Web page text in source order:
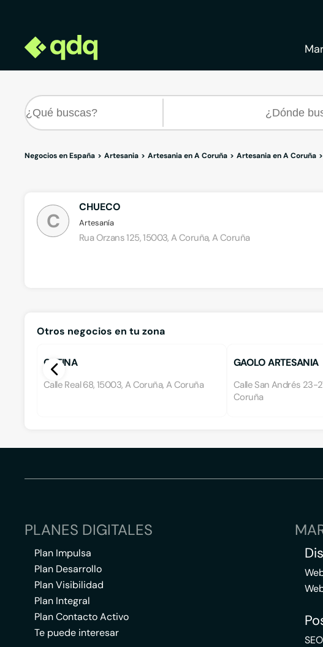
Negocios en España Artesania Artesania en A Coruña Artesania en A Coruña
C
CHUECO
Artesanía
Rua Orzans 125, 15003, A Coruña, A Coruña
Otros negocios en tu zona
CATINA
Calle Real 68, 15003, A Coruña, A Coruña
GAOLO ARTESANIA
Calle San Andrés 23-
Coruña
PLANES DIGITALES
Plan Impulsa
Plan Desarrollo
Plan Visibilidad
Plan Integral
Plan Contacto Activo
Te puede interesar
SEO